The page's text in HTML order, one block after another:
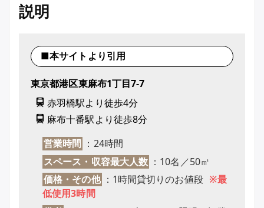
説明
■本サイトより引用
東京都港区東麻布1丁目7-7
赤羽橋駅より徒歩4分
麻布十番駅より徒歩8分
営業時間 ：24時間
スペース・収容最大人数 ：10名／50㎡
価格・その他 ：1時間貸切りのお値段 ※最
低使用3時間